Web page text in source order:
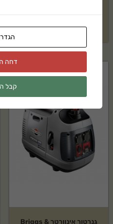
₪218
גנרטור אינוורטר Briggs &
דחה
קבל